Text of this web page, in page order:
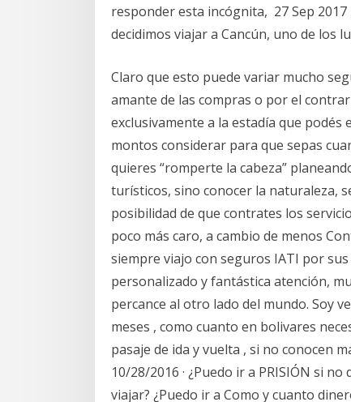
responder esta incógnita, 27 Sep
decidimos viajar a Cancún, uno de los
Claro que esto puede variar mucho
amante de las compras o por el
exclusivamente a la estadía que podés
montos considerar para que sepas
quieres “romperte la cabeza”
turísticos, sino conocer la naturaleza,
posibilidad de que contrates los
poco más caro, a cambio de menos
siempre viajo con seguros IATI por
personalizado y fantástica atención,
percance al otro lado del mundo. Soy
meses , como cuanto en bolivares
pasaje de ida y vuelta , si no conocen
10/28/2016 · ¿Puedo ir a PRISIÓN si
viajar? ¿Puedo ir a Como y cuanto